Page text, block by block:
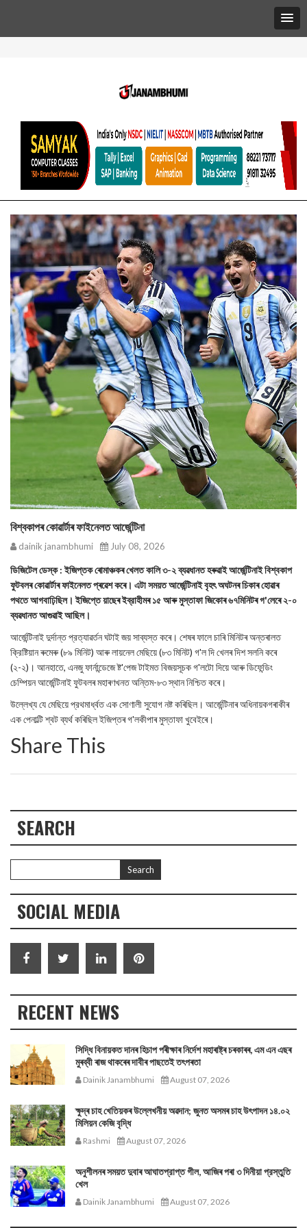
বিশ্বকাপৰ কোৱাৰ্টাৰ ফাইনেলত আর্জেন্টিনা
dainik janambhumi July 08, 2026
ডিজিটেল ডেস্ক : ইজিপ্তক ৰোমাঞ্চকৰ খেলত কালি ৩-২ ব্যৱধানত হৰুৱাই আর্জেন্টিনাই বিশ্বকাপ
ফুটবলৰ কোৱাৰ্টাৰ ফাইনেলত প্ৰৱেশ কৰে। এটা সময়ত আর্জেন্টিনাই বৃহৎ অঘটনৰ চিকাৰ হোৱাৰ
পথতে আগবাঢ়িছিল। ইজিপ্তে য়াছেৰ ইব্রাহীমৰ ১৫ আৰু মুস্তাফা জিকোৰ ৬৭মিনিটৰ গ'লেৰে ২-০
ব্যৱধানত আগুৱাই আছিল।
আর্জেন্টিনাই দুর্দান্ত প্রত্যাৱৰ্তন ঘটাই জয় সাব্যস্ত কৰে। শেষৰ ফালে চাৰি মিনিটৰ অন্তৰালত
ক্রিষ্টিয়ান ৰুমেৰু (৮৯ মিনিট) আৰু লায়নেল মেছিয়ে (৮৩ মিনিট) গ'ল দি খেলৰ দিশ সলনি কৰে
(২-২)। আনহাতে, এনজু ফার্নান্ডেজে ষ্ট'পেজ টাইমত বিজয়সূচক গ'লটো দিয়ে আৰু ডিফেন্ডিং
চেম্পিয়ন আর্জেন্টিনাই ফুটবলৰ মহাৰণখনত অন্তিম-৮৩ স্থান নিশ্চিত কৰে।
উল্লেখ্য যে মেছিয়ে প্রথমার্ধ্বত এক সোণালী সুযোগ নষ্ট কৰিছিল। আর্জেন্টিনাৰ অধিনায়কগৰাকীৰ
এক পেনাল্টি শ্বট ব্যর্থ কৰিছিল ইজিপ্তৰ গ'লকীপাৰ মুস্তাফা খুবেইৰে।
Share This
SEARCH
SOCIAL MEDIA
RECENT NEWS
সিদ্ধি বিনায়কত দানৰ হিচাপ পৰীক্ষাৰ নিৰ্দেশ মহাৰাষ্ট্ৰ চৰকাৰৰ, এম এন এছৰ
মুৰব্বী ৰাজ থাকৰেৰ দাবীৰ পাছতেই তৎপৰতা
Dainik Janambhumi August 07, 2026
ক্ষুদ্ৰ চাহ খেতিয়কৰ উল্লেখনীয় অৱদান; জুনত অসমৰ চাহ উৎপাদন ১৪.০২
মিলিয়ন কেজি বৃদ্ধি
Rashmi August 07, 2026
অনুশীলনৰ সময়ত দুবাৰ আঘাতপ্রাপ্ত গীল, আজিৰ পৰা ৩ দিনীয়া প্রস্তুতি
খেল
Dainik Janambhumi August 07, 2026